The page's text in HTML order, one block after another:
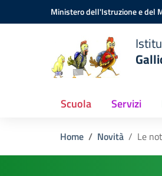
Vai ai contenuti
Vai al menu di navigazioneMinistero dell'Istruzione e del
Scuola Servizi
Home Novità Le